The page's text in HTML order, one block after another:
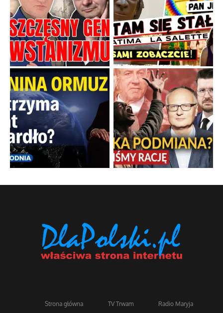
Strona główna TV Trwam
Radio Maryja